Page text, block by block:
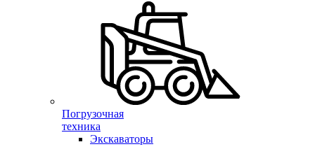
Погрузочная
техника
Экскаваторы